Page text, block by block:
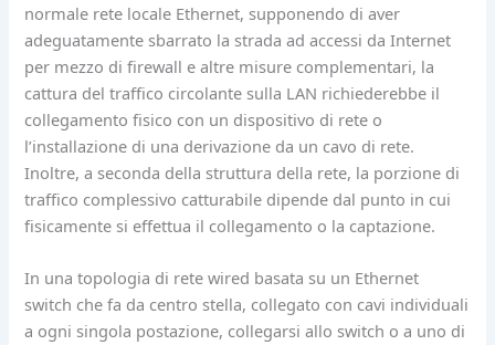
normale rete locale Ethernet, supponendo di aver
adeguatamente sbarrato la strada ad accessi da Internet
per mezzo di firewall e altre misure complementari, la
cattura del traffico circolante sulla LAN richiederebbe il
collegamento fisico con un dispositivo di rete o
l’installazione di una derivazione da un cavo di rete.
Inoltre, a seconda della struttura della rete, la porzione di
traffico complessivo catturabile dipende dal punto in cui
fisicamente si effettua il collegamento o la captazione.
In una topologia di rete wired basata su un Ethernet
switch che fa da centro stella, collegato con cavi individuali
a ogni singola postazione, collegarsi allo switch o a uno di